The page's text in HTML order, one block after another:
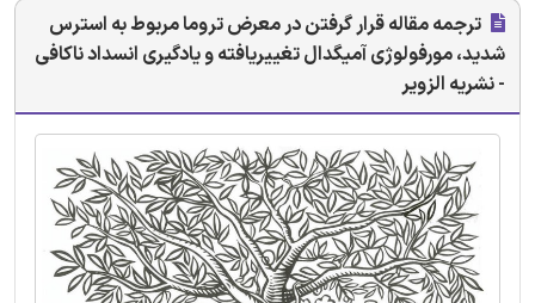
ترجمه مقاله قرار گرفتن در معرض تروما مربوط به استرس
شدید، مورفولوژی آمیگدال تغییریافته و یادگیری انسداد ناکافی
- نشریه الزویر